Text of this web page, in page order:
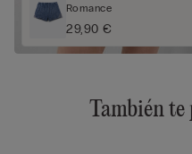
Romance
29,90 €
También te